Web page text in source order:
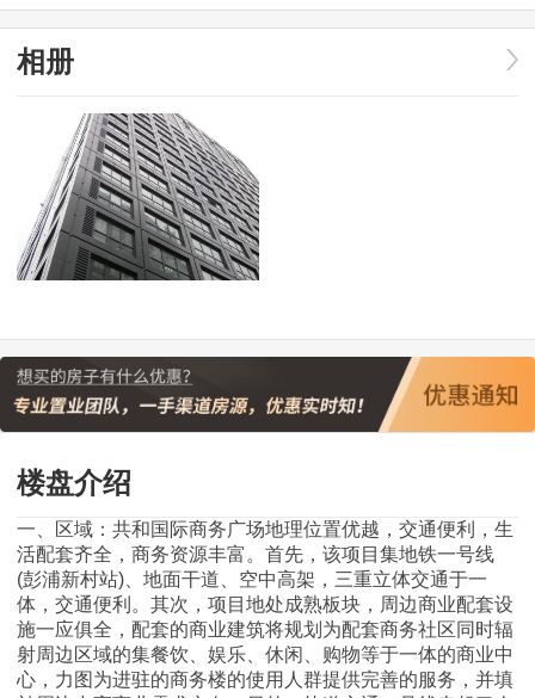
相册
楼盘介绍
一、区域：共和国际商务广场地理位置优越，交通便利，生
活配套齐全，商务资源丰富。首先，该项目集地铁一号线
(彭浦新村站)、地面干道、空中高架，三重立体交通于一
体，交通便利。其次，项目地处成熟板块，周边商业配套设
施一应俱全，配套的商业建筑将规划为配套商务社区同时辐
射周边区域的集餐饮、娱乐、休闲、购物等于一体的商业中
心，力图为进驻的商务楼的使用人群提供完善的服务，并填